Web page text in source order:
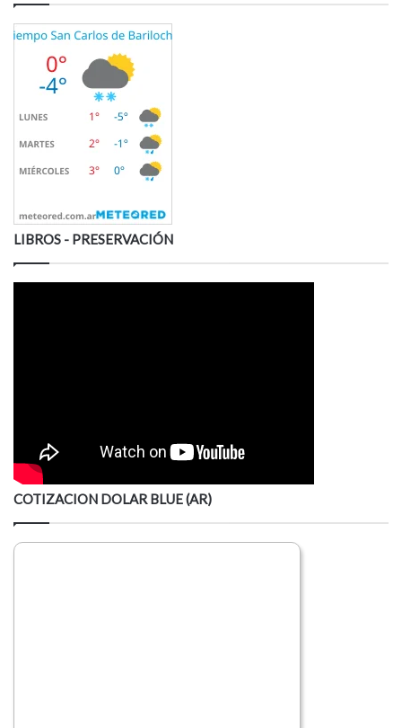
LIBROS - PRESERVACIÓN
COTIZACION DOLAR BLUE (AR)